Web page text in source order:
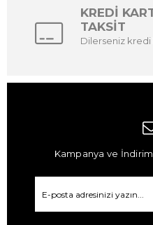
KREDİ
TAKSİT
Dilerseniz kredi
Kampanya ve